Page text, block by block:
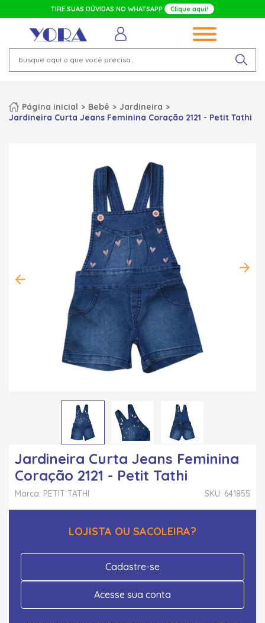
TIRE SUAS DÚVIDAS NO WHATSAPP Clique aqui!
Página inicial Bebê
Jardineira
Jardineira Curta Jeans Feminina Coração 2121 - Petit Tathi
Jardineira Curta Jeans Feminina
Coração 2121 - Petit Tathi
SKU: 641855
Marca: PETIT TATHI
LOJISTA OU SACOLEIRA?
Cadastre-se
Acesse sua conta